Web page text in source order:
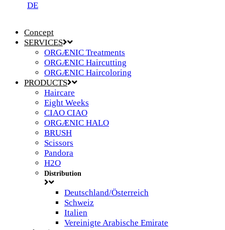
DE
Concept
SERVICES
ORGÆNIC Treatments
ORGÆNIC Haircutting
ORGÆNIC Haircoloring
PRODUCTS
Haircare
Eight Weeks
CIAO CIAO
ORGÆNIC HALO
BRUSH
Scissors
Pandora
H2O
Distribution
Deutschland/Österreich
Schweiz
Italien
Vereinigte Arabische Emirate